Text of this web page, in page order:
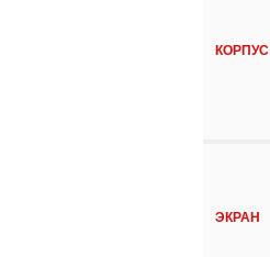
КОРПУС
ЭКРАН